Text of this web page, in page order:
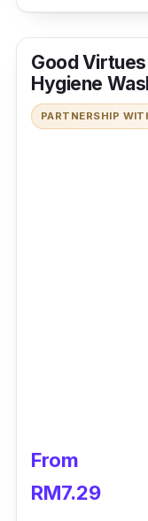
Good
Hygiene
PARTNERSHIP
From
RM7.29